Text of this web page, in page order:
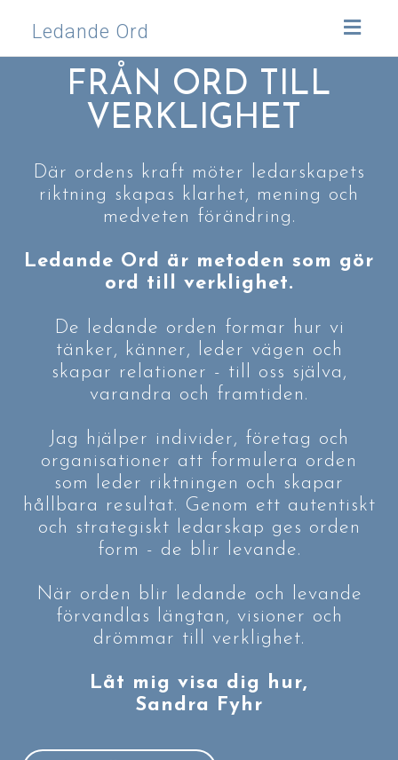
Ledande Ord
FRÅN ORD TILL
VERKLIGHET
Där ordens kraft möter ledarskapets
riktning skapas klarhet, mening och
medveten förändring.
Ledande Ord är metoden som gör
ord till verklighet.
De ledande orden formar hur vi
tänker, känner, leder vägen och
skapar relationer - till oss själva,
varandra och framtiden.
Jag hjälper individer, företag och
organisationer att formulera orden
som leder riktningen och skapar
hållbara resultat. Genom ett autentiskt
och strategiskt ledarskap ges orden
form - de blir levande.
När orden blir ledande och levande
förvandlas längtan, visioner och
drömmar till verklighet.
Låt mig visa dig hur,
Sandra Fyhr